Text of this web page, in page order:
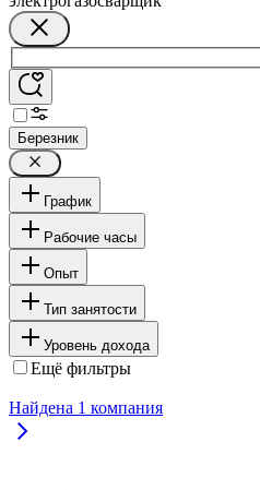
Березник
График
Рабочие часы
Опыт
Тип занятости
Уровень дохода
Ещё фильтры
Найдена 1 компания